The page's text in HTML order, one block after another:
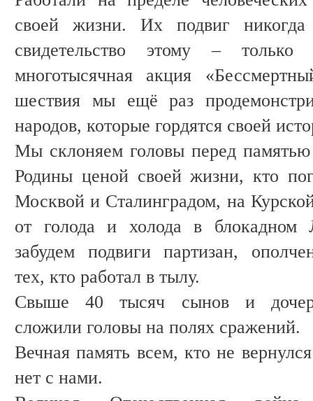
своей жизни. Их подвиг
свидетельство этому –
многотысячная акция
шествия мы ещё раз
народов, которые гордятся своей
Мы склоняем головы перед памятью
Родины ценой своей жизни, кто
Москвой и Сталинградом, на
от голода и холода в блокадном
забудем подвиги партизан,
тех, кто работал в тылу.
Свыше 40 тысяч сынов и
сложили головы на полях сражений.
Вечная память всем, кто не
нет с нами.